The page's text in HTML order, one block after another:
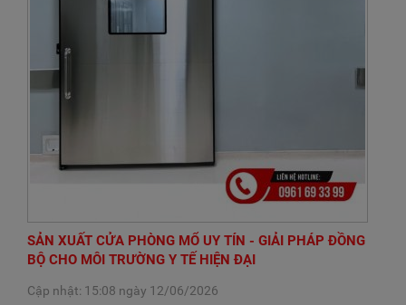
SẢN XUẤT CỬA PHÒNG MỔ UY TÍN - GIẢI PHÁP ĐỒNG
BỘ CHO MÔI TRƯỜNG Y TẾ HIỆN ĐẠI
Cập nhật: 15:08 ngày 12/06/2026